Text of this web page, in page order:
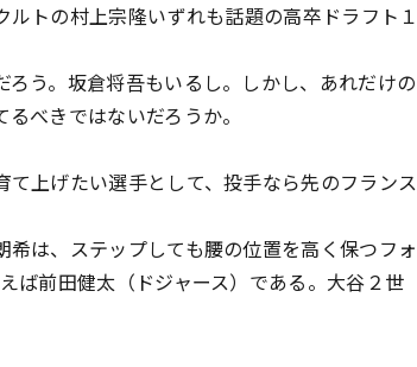
トの村上宗隆――いずれも話題の高卒ドラフト１
う。坂倉将吾もいるし。しかし、あれだけの
べきではないだろうか。
上げたい選手として、投手なら先のフランス
は、ステップしても腰の位置を高く保つフォ
ば前田健太（ドジャース）である。大谷２世